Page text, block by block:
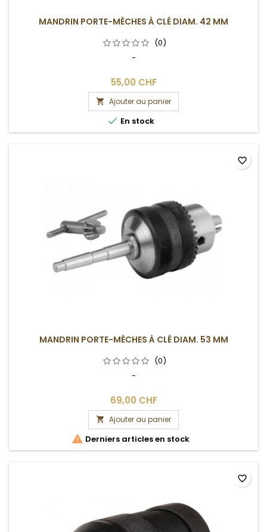
MANDRIN PORTE-MÈCHES À CLÉ DIAM. 42 MM
(0)
-
55,00 CHF
 Ajouter au panier
 En stock
MANDRIN PORTE-MÈCHES À CLÉ DIAM. 53 MM
(0)
-
69,00 CHF
 Ajouter au panier
 Derniers articles en stock
favorite_border
favorite_border